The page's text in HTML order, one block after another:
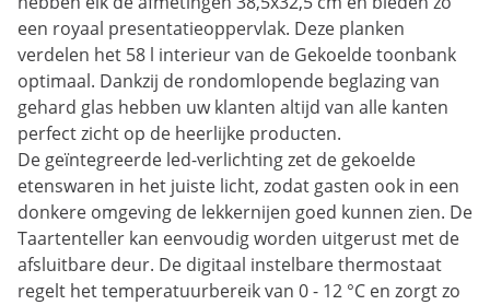
een royaal presentatieoppervlak. Deze planken
verdelen het 58 l interieur van de Gekoelde toonbank
optimaal. Dankzij de rondomlopende beglazing van
gehard glas hebben uw klanten altijd van alle kanten
perfect zicht op de heerlijke producten.
De geïntegreerde led-verlichting zet de gekoelde
etenswaren in het juiste licht, zodat gasten ook in een
donkere omgeving de lekkernijen goed kunnen zien. De
Taartenteller kan eenvoudig worden uitgerust met de
afsluitbare deur. De digitaal instelbare thermostaat
regelt het temperatuurbereik van 0 - 12 °C en zorgt zo